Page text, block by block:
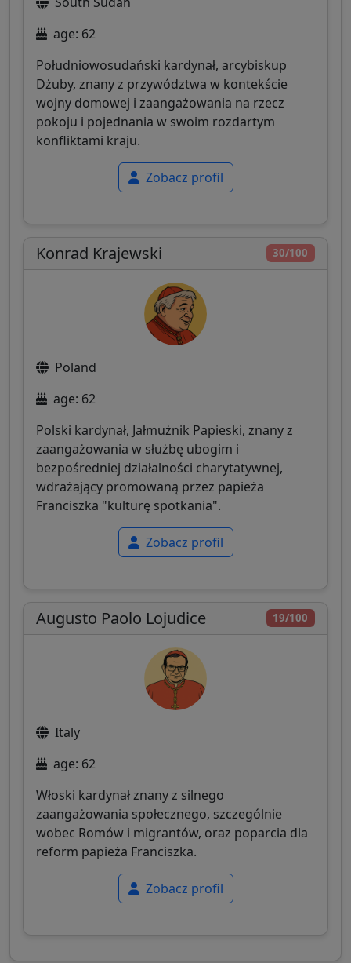
age: 62
Południowosudański kardynał, arcybiskup
Dżuby, znany z przywództwa w kontekście
wojny domowej i zaangażowania na rzecz
pokoju i pojednania w swoim rozdartym
konfliktami kraju.
Zobacz profil
30/100
Konrad Krajewski
Poland
age: 62
Polski kardynał, Jałmużnik Papieski, znany z
zaangażowania w służbę ubogim i
bezpośredniej działalności charytatywnej,
wdrażający promowaną przez papieża
Franciszka "kulturę spotkania".
Zobacz profil
19/100
Augusto Paolo Lojudice
Italy
age: 62
Włoski kardynał znany z silnego
zaangażowania społecznego, szczególnie
wobec Romów i migrantów, oraz poparcia dla
reform papieża Franciszka.
Zobacz profil